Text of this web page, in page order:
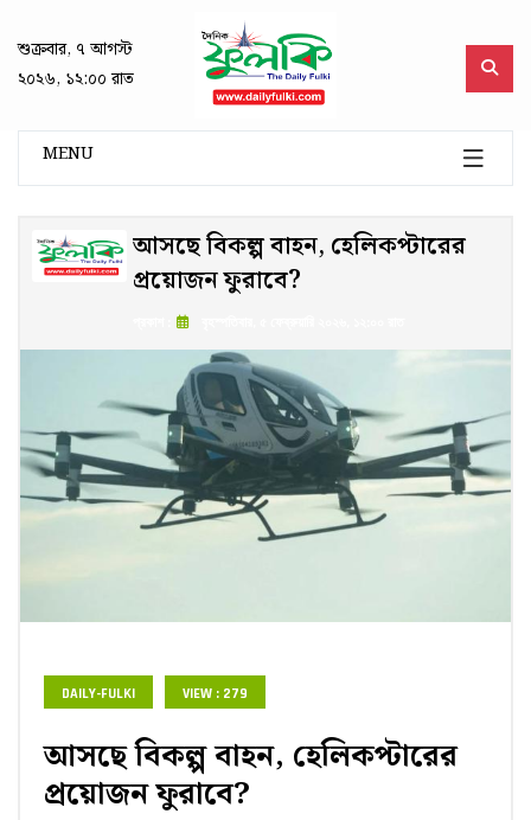
শুক্রবার, ৭ আগস্ট
২০২৬, ১২:০০ রাত
MENU
আসছে বিকল্প বাহন, হেলিকপ্টারের
প্রয়োজন ফুরাবে?
DAILY-FULKI VIEW : 279
আসছে বিকল্প বাহন, হেলিকপ্টারের
প্রয়োজন ফুরাবে?